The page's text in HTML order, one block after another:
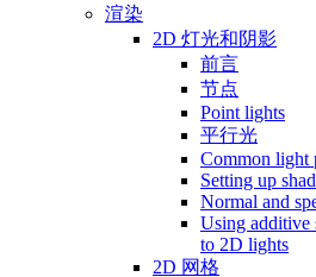
渲染
2D 灯光和阴影
前言
节点
Point lights
平行光
Common light
Setting up
Normal and
Using additive
to 2D lights
2D 网格